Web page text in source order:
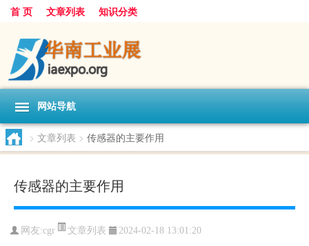
首 页 文章列表 知识分类
网站导航
> 文章列表 > 传感器的主要作用
传感器的主要作用
网友:cgr 文章列表 2024-02-18 13:01:20